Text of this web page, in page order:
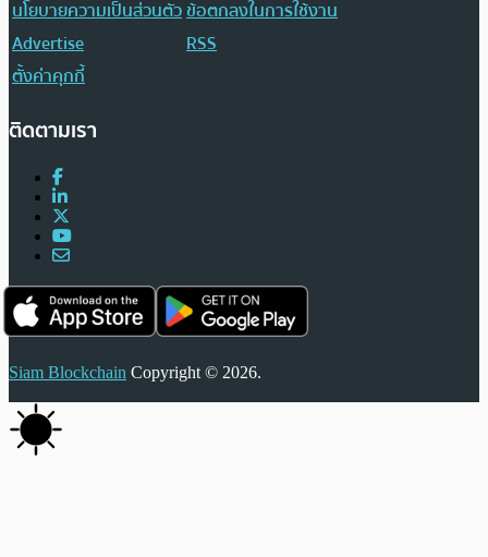
นโยบายความเป็นส่วนตัวข้อตกลงในการใช้งาน
Advertise
RSS
ตั้งค่าคุกกี้
ติดตามเรา
Siam Blockchain Copyright © 2026.